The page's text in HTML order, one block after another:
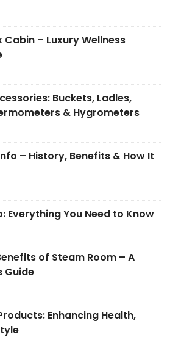
Cabin – Luxury Wellness
Buckets, Ladles,
& Hygrometers
– History, Benefits & How It
Everything You Need to Know
of Steam Room – A
Guide
Enhancing Health,